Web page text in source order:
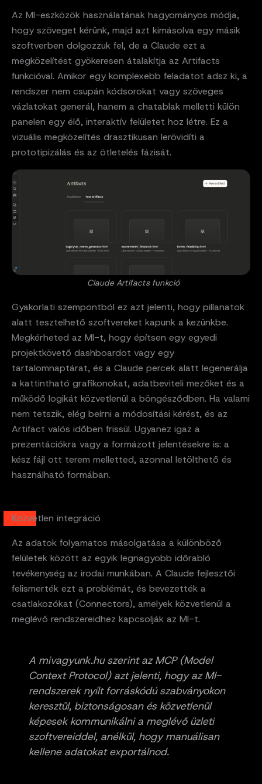
Az MI-eszközök használatának hagyományos módja,
hogy szöveget kérünk, majd azt kimásolva egy másik
szoftverben dolgozzuk fel, de a Claude ezt a
megközelítést gyökeresen átalakítja az Artifacts
funkcióval. Amikor egy komplexebb feladatot adsz ki, a
rendszer nem csupán kódsorokat vagy szöveges
vázlatokat generál, hanem a chatablak melletti külön
panelen egy élő, interaktív felületet hoz létre. Ez a
vizuális megközelítés drasztikusan lerövidíti a
prototipizálás és az ötletelés fázisát.
Claude Artifacts funkció
Gyakorlati szempontból ez azt jelenti, hogy pillanatok
alatt tesztelhető szoftvereket kapunk a kezünkbe.
Megkérheted az MI-t, hogy építsen egy egyedi
projektkövető dashboardot vagy egy
tartalomnaptárat, és a Claude percek alatt legenerálja
a kattintható grafikonokat, adatbeviteli mezőket és a
működő logikát közvetlenül a böngésződben. Ha valami
nem tetszik, elég beírni a módosítási kérést, és az
Artifact valós időben frissül. Ugyanez igaz a
prezentációkra vagy a formázott jelentésekre is: a
kész fájl ott terem melletted, azonnal letölthető és
használható formában.
Közvetlen integráció
Az adatok folyamatos másolgatása a különböző
felületek között az egyik legnagyobb időrabló
tevékenység az irodai munkában. A Claude fejlesztői
felismerték ezt a problémát, és bevezették a
csatlakozókat (Connectors), amelyek közvetlenül a
meglévő rendszereidhez kapcsolják az MI-t.
A mivagyunk.hu szerint az MCP (Model
Context Protocol) azt jelenti, hogy az MI-
rendszerek nyílt forráskódú szabványokon
keresztül, biztonságosan és közvetlenül
képesek kommunikálni a meglévő üzleti
szoftvereiddel, anélkül, hogy manuálisan
kellene adatokat exportálnod.